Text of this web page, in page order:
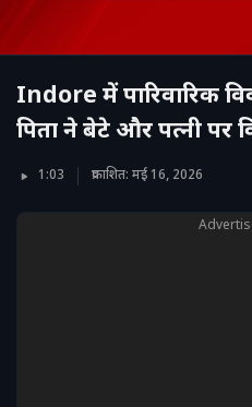
Indore में पारिवारिक
पिता ने बेटे और पत्नी पर
1:03 प्रकाशित: मई 16, 2026